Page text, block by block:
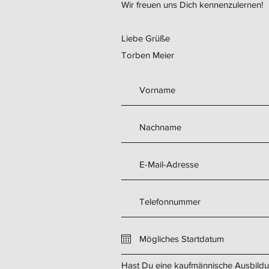
Wir freuen uns Dich kennenzulernen!
Liebe Grüße
Torben Meier
Hast Du eine kaufmännische